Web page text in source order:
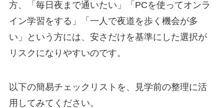
方、「毎日夜まで通いたい」「PCを使ってオンラ
イン学習をする」「一人で夜道を歩く機会が多
い」という方には、安さだけを基準にした選択が
リスクになりやすいのです。
以下の簡易チェックリストを、見学前の整理に活
用してみてください。